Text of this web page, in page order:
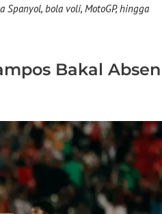
Spanyol, bola voli, MotoGP, hingga
Bakal Absen